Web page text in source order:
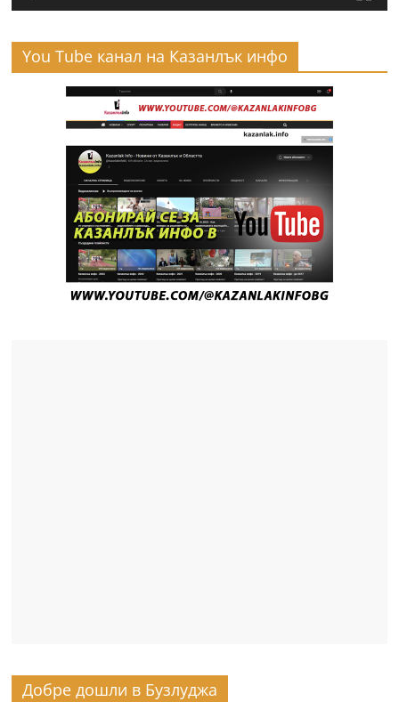
You Tube канал на Казанлък инфо
Добре дошли в Бузлуджа